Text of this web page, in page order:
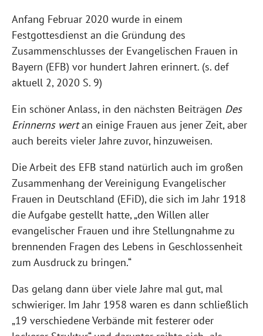
Anfang Februar 2020 wurde in einem
Festgottesdienst an die Gründung des
Zusammenschlusses der Evangelischen Frauen in
Bayern (EFB) vor hundert Jahren erinnert. (s. def
aktuell 2, 2020 S. 9)
Ein schöner Anlass, in den nächsten Beiträgen Des
Erinnerns wertan einige Frauen aus jener Zeit, aber
auch bereits vieler Jahre zuvor, hinzuweisen.
Die Arbeit des EFB stand natürlich auch im großen
Zusammenhang der Vereinigung Evangelischer
Frauen in Deutschland (EFiD), die sich im Jahr 1918
die Aufgabe gestellt hatte, „den Willen aller
evangelischer Frauen und ihre Stellungnahme zu
brennenden Fragen des Lebens in Geschlossenheit
zum Ausdruck zu bringen.“
Das gelang dann über viele Jahre mal gut, mal
schwieriger. Im Jahr 1958 waren es dann schließlich
„19 verschiedene Verbände mit festerer oder